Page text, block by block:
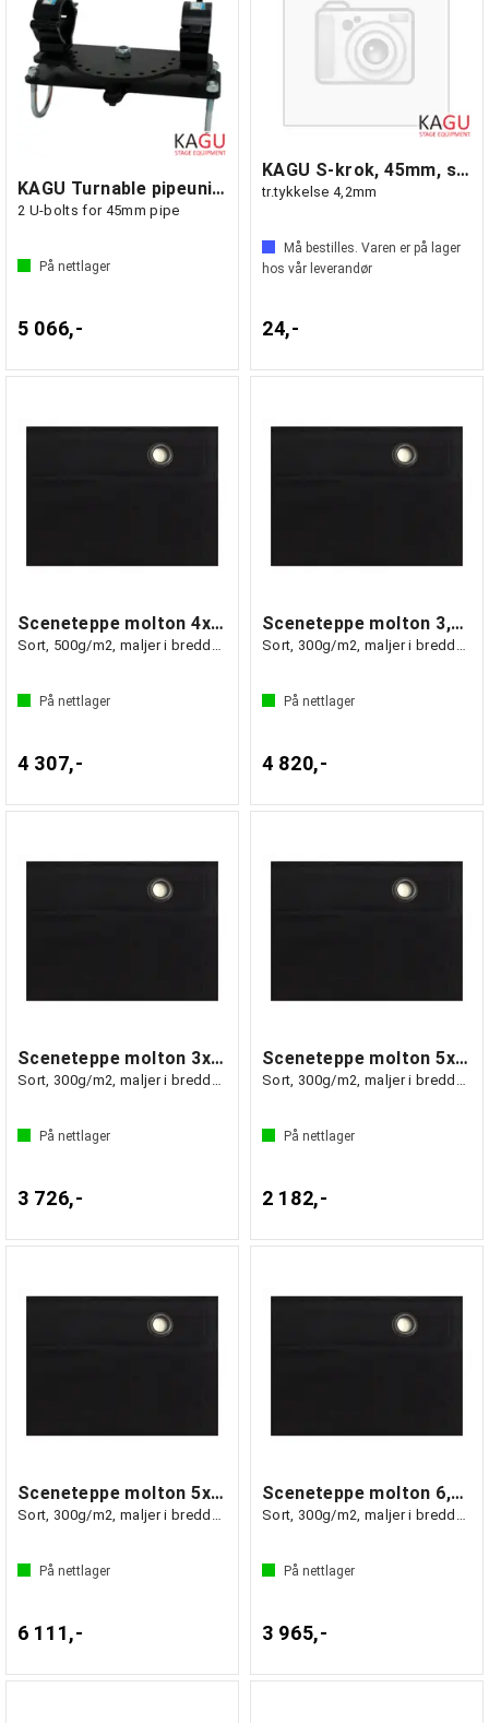
KAGU Turnable pipeunit for curtain leg
2 U-bolts for 45mm pipe
På nettlager
5 066,-
KAGU S-krok, 45mm, sort
tr.tykkelse 4,2mm
Må bestilles. Varen er på lager
hos vår leverandør
24,-
Sceneteppe molton 4x3m ferdigsydd
Sort, 500g/m2, maljer i bredden (3m)
På nettlager
4 307,-
Sceneteppe molton 3,5x6m Ferdigsydd
Sort, 300g/m2, maljer i bredden (6m)
På nettlager
4 820,-
Sceneteppe molton 3x7m Ferdigsydd
Sort, 300g/m2, maljer i bredden(7m)
På nettlager
3 726,-
Sceneteppe molton 5x1,5m Ferdigsydd
Sort, 300g/m2, maljer i bredden (1.5m)
På nettlager
2 182,-
Sceneteppe molton 5x6m Ferdigsydd
Sort, 300g/m2, maljer i bredden (6m)
På nettlager
6 111,-
Sceneteppe molton 6,5x3m Ferdigsydd
Sort, 300g/m2, maljer i bredden (3m)
På nettlager
3 965,-